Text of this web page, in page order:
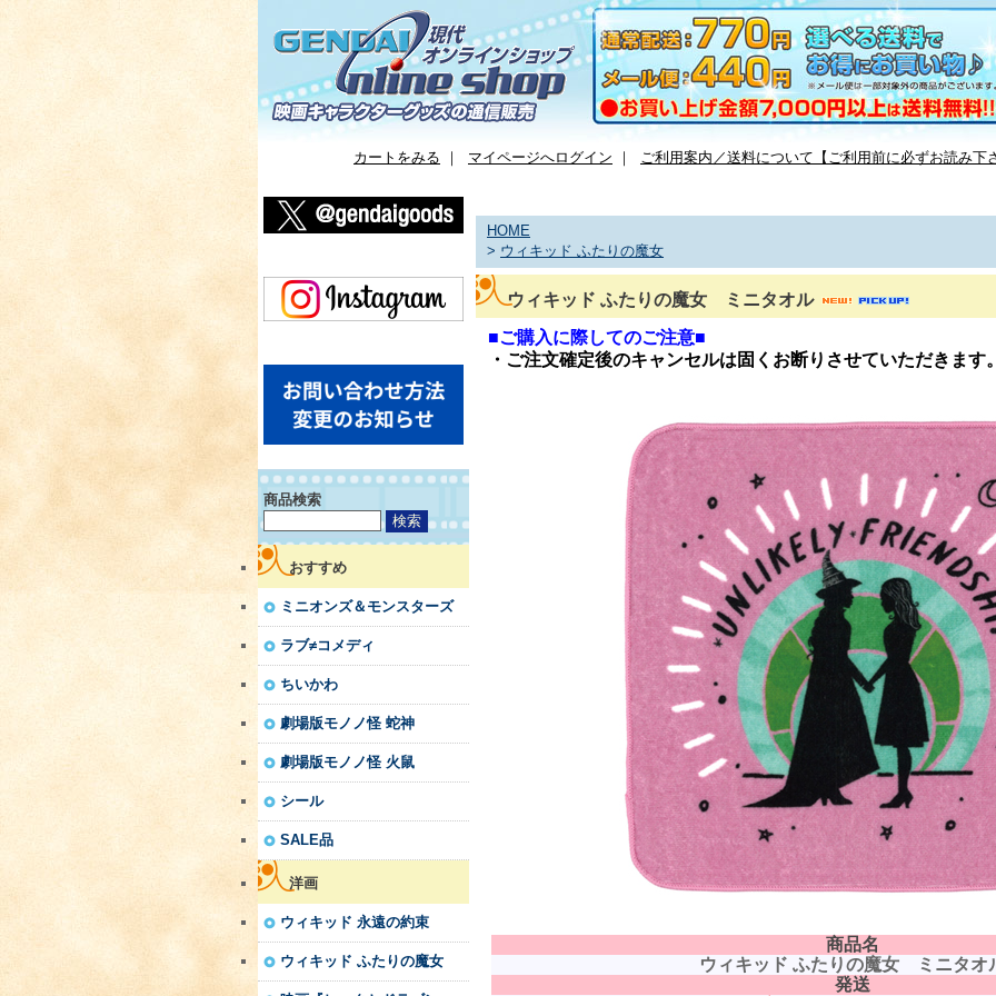
カートをみる ｜ マイページへログイン ｜ ご利用案内／送料について【ご利用前に必ずお読み下
商品検索
おすすめ
ミニオンズ＆モンスターズ
ラブ≠コメディ
ちいかわ
劇場版モノノ怪 蛇神
劇場版モノノ怪 火鼠
シール
SALE品
洋画
ウィキッド 永遠の約束
ウィキッド ふたりの魔女
HOME
> ウィキッド ふたりの魔女
ウィキッド ふたりの魔女 ミニタオル
■ご購入に際してのご注意■
・ご注文確定後のキャンセルは固くお断りさせていただきます
商品名
ウィキッド ふたりの魔女 ミニタオ
発送